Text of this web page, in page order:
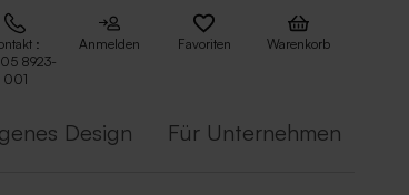
:
8923-
001
Anmelden Favoriten Warenkorb
Design Für Unternehmen